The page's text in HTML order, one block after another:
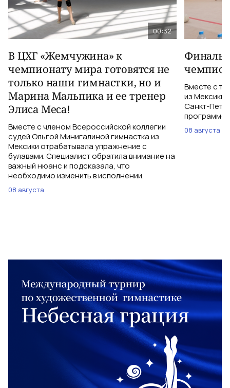
00:32
В ЦХГ «Жемчужина» к
чемпионату мира готовятся не
только наши гимнастки, но и
Марина Мальпика и ее тренер
Элиса Меса!
Вместе с членом Всероссийской коллегии
судей Ольгой Минигалиной гимнастка из
Мексики отрабатывала упражнение с
булавами. Специалист обратила внимание на
важный нюанс и подсказала, что
необходимо изменить в исполнении.
08 августа
Вместе с
из Мексики
Санкт-
программе
08 августа